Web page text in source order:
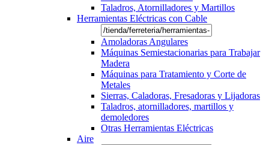
Taladros, Atornilladores y Martillos
Herramientas Eléctricas con Cable
Amoladoras Angulares
Máquinas Semiestacionarias para Trabajar
Madera
Máquinas para Tratamiento y Corte de
Metales
Sierras, Caladoras, Fresadoras y Lijadoras
Taladros, atornilladores, martillos y
demoledores
Otras Herramientas Eléctricas
Aire